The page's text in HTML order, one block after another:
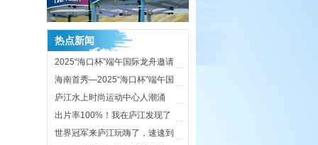
热点新闻
2025“海口杯”端午国际龙舟邀请
赛开赛在即，近40支劲旅竞渡海
甸溪
…
海南首秀—2025“海口杯”端午国
际龙舟邀请赛即将开启
…
庐江水上时尚运动中心人潮涌
动，合肥“小三亚”五一迎客近10
万人次
…
出片率100%！我在庐江发现了
时尚打卡地
…
世界冠军来庐江玩嗨了，速速到 …